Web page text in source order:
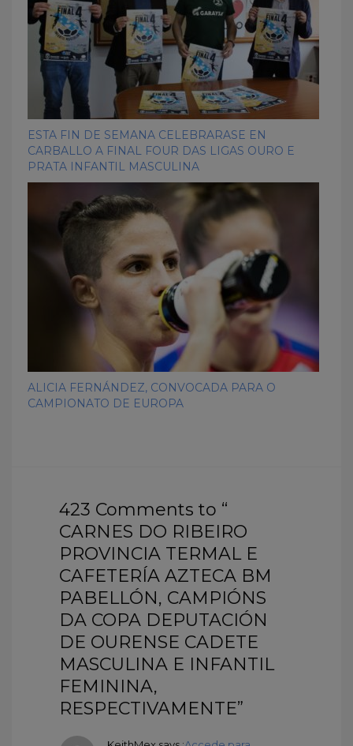
ESTA FIN DE SEMANA CELEBRARASE EN
CARBALLO A FINAL FOUR DAS LIGAS OURO E
PRATA INFANTIL MASCULINA
ALICIA FERNÁNDEZ, CONVOCADA PARA O
CAMPIONATO DE EUROPA
423 Comments to “
CARNES DO RIBEIRO
PROVINCIA TERMAL E
CAFETERÍA AZTECA BM
PABELLÓN, CAMPIÓNS
DA COPA DEPUTACIÓN
DE OURENSE CADETE
MASCULINA E INFANTIL
FEMININA,
RESPECTIVAMENTE”